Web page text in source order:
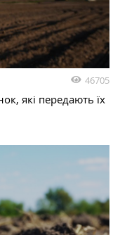
46705
які передають їх